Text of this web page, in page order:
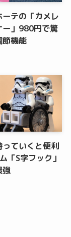
ーテの「カメレ
ー」980円で驚
節機能
っていくと便利
「S字フック」
強